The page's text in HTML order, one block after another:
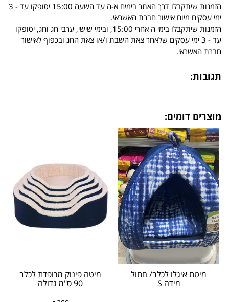
הזמנות שיתקבלו דרך האתר בימים א-ה עד השעה 15:00 יסופקו עד - 3
ימי עסקים מיום אישור חברת האשראי.
הזמנות שיתקבלו בימי ה אחרי 15:00, ובימי שישי, ערבי חג וחג, יסופקו
עד - 3 ימי עסקים שלאחר צאת השבת ו/או צאת החג ובכפוף לאישור
חברת האשראי.
תגובות:
מוצרים דומים:
מיטת איגלו לכלב/ חתול
מידה S
מיטה פינוק מרופדת לכלב
90 ס"מ גדולה